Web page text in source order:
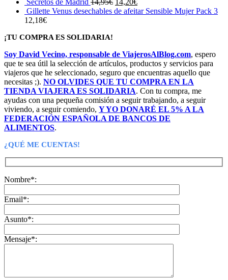
precio precio
Gillette Venus desechables de afeitar Sensible Mujer Pack 3
12,18€
¡TU COMPRA ES SOLIDARIA!
Soy David Vecino, responsable de ViajerosAlBlog.com, espero
que te sea útil la selección de artículos, productos y servicios para
viajeros que he seleccionado, seguro que encuentras aquello que
necesitas ;). NO OLVIDES QUE TU COMPRA EN LA
TIENDA VIAJERA ES SOLIDARIA. Con tu compra, me
ayudas con una pequeña comisión a seguir trabajando, a seguir
viviendo, a seguir comiendo, Y YO DONARÉ EL 5% A LA
FEDERACIÓN ESPAÑOLA DE BANCOS DE
ALIMENTOS.
¿QUÉ ME CUENTAS!
Nombre*:
Email*:
Asunto*:
Mensaje*: